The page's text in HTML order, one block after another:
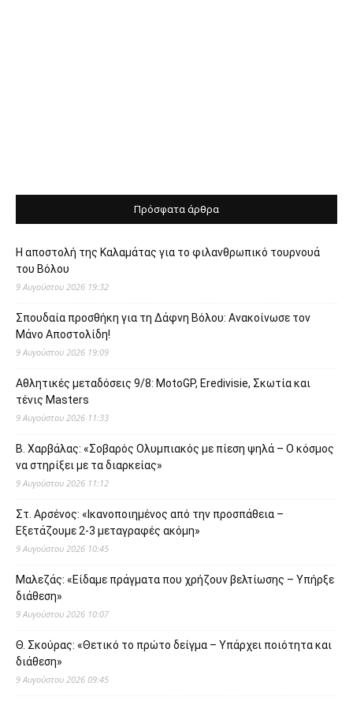
Πρόσφατα άρθρα
Η αποστολή της Καλαμάτας για το φιλανθρωπικό τουρνουά
του Βόλου
9 Αυγούστου 2026 19:32
Σπουδαία προσθήκη για τη Δάφνη Βόλου: Ανακοίνωσε τον
Μάνο Αποστολίδη!
9 Αυγούστου 2026 19:09
Αθλητικές μεταδόσεις 9/8: MotoGP, Eredivisie, Σκωτία και
τένις Masters
9 Αυγούστου 2026 11:33
Β. Χαρβάλας: «Σοβαρός Ολυμπιακός με πίεση ψηλά – Ο κόσμος
να στηρίξει με τα διαρκείας»
9 Αυγούστου 2026 11:12
Στ. Αρσένος: «Ικανοποιημένος από την προσπάθεια –
Εξετάζουμε 2-3 μεταγραφές ακόμη»
9 Αυγούστου 2026 10:45
Μαλεζάς: «Είδαμε πράγματα που χρήζουν βελτίωσης – Υπήρξε
διάθεση»
9 Αυγούστου 2026 10:07
Θ. Σκούρας: «Θετικό το πρώτο δείγμα – Υπάρχει ποιότητα και
διάθεση»
9 Αυγούστου 2026 09:45